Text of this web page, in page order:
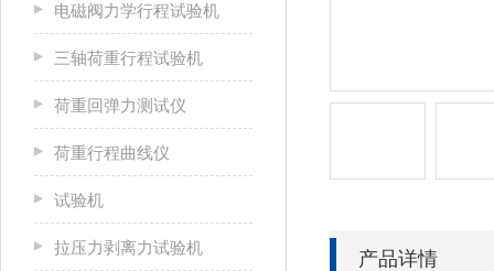
电磁阀力学行程试验机
三轴荷重行程试验机
荷重回弹力测试仪
荷重行程曲线仪
试验机
拉压力剥离力试验机
产品详情